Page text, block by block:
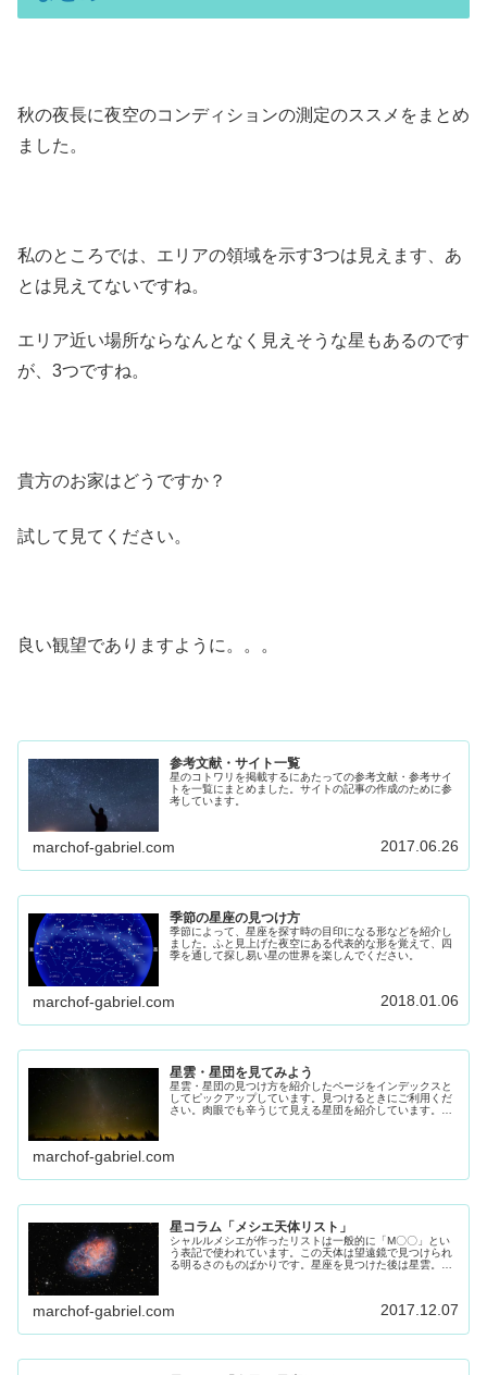
秋の夜長に夜空のコンディションの測定のススメをまとめ
ました。
私のところでは、エリアの領域を示す3つは見えます、あ
とは見えてないですね。
エリア近い場所ならなんとなく見えそうな星もあるのです
が、3つですね。
貴方のお家はどうですか？
試して見てください。
良い観望でありますように。。。
参考文献・サイト一覧
星のコトワリを掲載するにあたっての参考文献・参考サイ
トを一覧にまとめました。サイトの記事の作成のために参
考しています。
marchof-gabriel.com 2017.06.26
季節の星座の見つけ方
季節によって、星座を探す時の目印になる形などを紹介し
ました。ふと見上げた夜空にある代表的な形を覚えて、四
季を通して探し易い星の世界を楽しんでください。
marchof-gabriel.com 2018.01.06
星雲・星団を見てみよう
星雲・星団の見つけ方を紹介したページをインデックスと
してピックアップしています。見つけるときにご利用くだ
さい。肉眼でも辛うじて見える星団を紹介しています。よ
marchof-gabriel.com
星コラム「メシエ天体リスト」
シャルルメシエが作ったリストは一般的に「M〇〇」とい
う表記で使われています。この天体は望遠鏡で見つけられ
る明るさのものばかりです。星座を見つけた後は星雲。星
marchof-gabriel.com 2017.12.07